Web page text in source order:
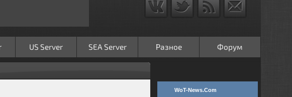
US Server SEA Server Разное Форум
WoT-News.Com